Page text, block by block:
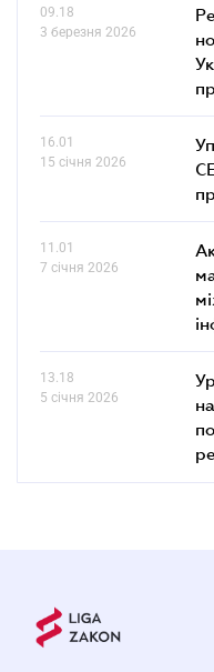
09.18
3 березня 2026
16.01
15 січня 2026
11.01
7 січня 2026
13.18
5 січня 2026